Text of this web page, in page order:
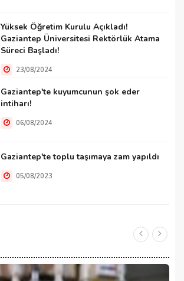
Yüksek Öğretim Kurulu Açıkladı!
Gaziantep Üniversitesi Rektörlük Atama
Süreci Başladı!
23/08/2024
Gaziantep'te kuyumcunun şok eder
intiharı!
06/08/2024
Gaziantep'te toplu taşımaya zam yapıldı
05/08/2023